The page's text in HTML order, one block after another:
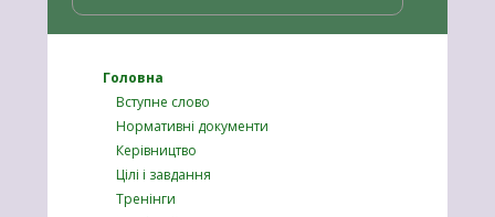
Головна
Вступне слово
Нормативні документи
Керівництво
Цілі і завдання
Тренінги